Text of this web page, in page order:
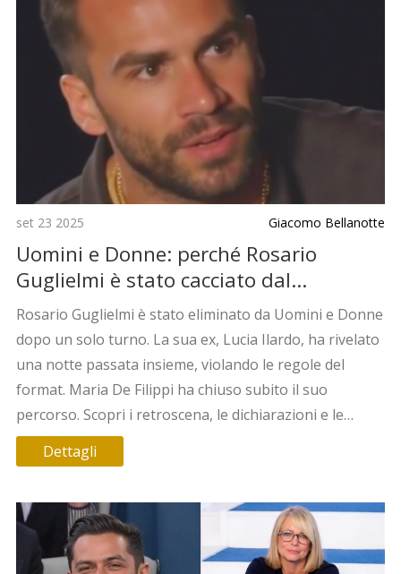
set 23 2025 Giacomo Bellanotte
Uomini e Donne: perché Rosario
Guglielmi è stato cacciato dal
programma
Rosario Guglielmi è stato eliminato da Uomini e Donne
dopo un solo turno. La sua ex, Lucia Ilardo, ha rivelato
una notte passata insieme, violando le regole del
format. Maria De Filippi ha chiuso subito il suo
percorso. Scopri i retroscena, le dichiarazioni e le
reazioni del pubblico.
Dettagli